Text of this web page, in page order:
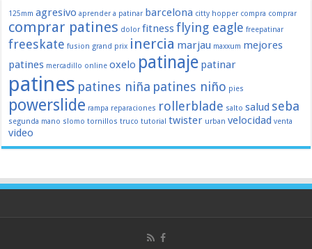
125mm agresivo aprender a patinar barcelona citty hopper compra comprar
comprar patines dolor fitnessflying eagle freepatinar
freeskate fusion grand prix inercia marjau maxxum mejores
patines mercadillo online oxelo patinaje patinar
patines patines niña patines niño pies
powerslide rampa reparaciones rollerblade salto salud seba
segunda mano slomo tornillos truco tutorial twister urban velocidad venta
video